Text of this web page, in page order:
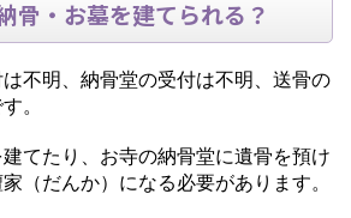
骨・お墓を建てられる？
不明、納骨堂の受付は不明、送骨の
。
てたり、お寺の納骨堂に遺骨を預け
（だんか）になる必要があります。